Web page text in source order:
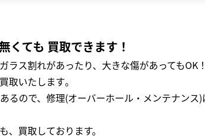
くても 買取できます！
ラス割れがあったり、大きな傷があってもOK！
取いたします｡
るので、修理(オーバーホール・メンテナン
、買取しております。